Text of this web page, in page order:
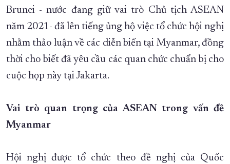
Brunei - nước đang giữ vai trò Chủ tịch ASEAN
năm 2021- đã lên tiếng ủng hộ việc tổ chức hội nghị
nhằm thảo luận về các diễn biến tại Myanmar, đồng
thời cho biết đã yêu cầu các quan chức chuẩn bị cho
cuộc họp này tại Jakarta.
Vai trò quan trọng của ASEAN trong vấn đề
Myanmar
Hội nghị được tổ chức theo đề nghị của Quốc